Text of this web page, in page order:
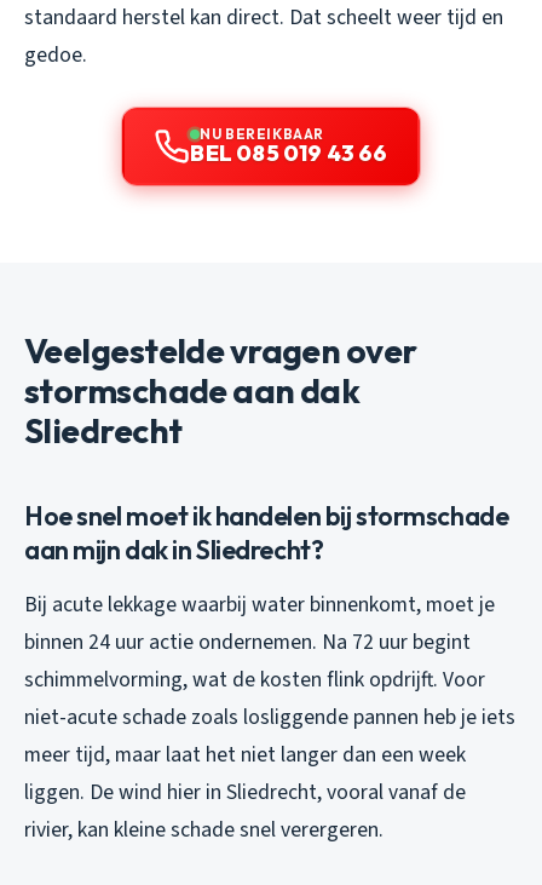
standaard herstel kan direct. Dat scheelt weer tijd en
gedoe.
NU BEREIKBAAR
BEL 085 019 43 66
Veelgestelde vragen over
stormschade aan dak
Sliedrecht
Hoe snel moet ik handelen bij stormschade
aan mijn dak in Sliedrecht?
Bij acute lekkage waarbij water binnenkomt, moet je
binnen 24 uur actie ondernemen. Na 72 uur begint
schimmelvorming, wat de kosten flink opdrijft. Voor
niet-acute schade zoals losliggende pannen heb je iets
meer tijd, maar laat het niet langer dan een week
liggen. De wind hier in Sliedrecht, vooral vanaf de
rivier, kan kleine schade snel verergeren.